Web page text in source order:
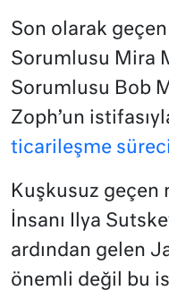
Son olarak
Sorumlusu Mira
Sorumlusu Bob
Zoph’un
ticarileşme
Kuşkusuz geçen
İnsanı Ilya
ardından gelen
önemli değil bu